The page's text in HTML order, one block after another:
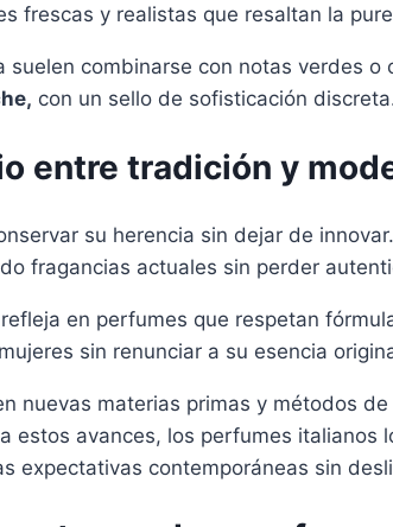
frescas y realistas que resaltan la
suelen combinarse con notas verdes o
con un sello de sofisticación
entre tradición y
su herencia sin dejar de
fragancias actuales sin perder
en perfumes que respetan
sin renunciar a su esencia
nuevas materias primas y métodos
estos avances, los perfumes
expectativas contemporáneas sin